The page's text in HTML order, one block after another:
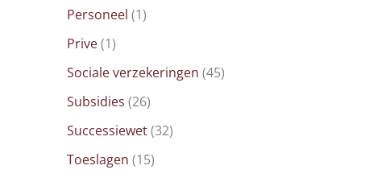
Personeel (1)
Prive(1)
Sociale verzekeringen (45)
Subsidies (26)
Successiewet(32)
Toeslagen (15)